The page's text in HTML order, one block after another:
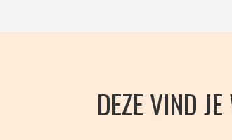
DEZE VIND